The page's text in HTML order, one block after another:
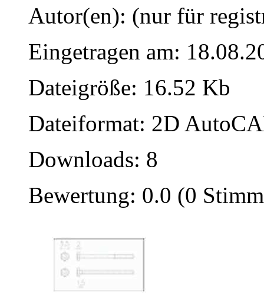
Autor(en): (nur für
Eingetragen am:
Dateigröße: 16.52 Kb
Dateiformat: 2D
Downloads: 8
Bewertung: 0.0 (0